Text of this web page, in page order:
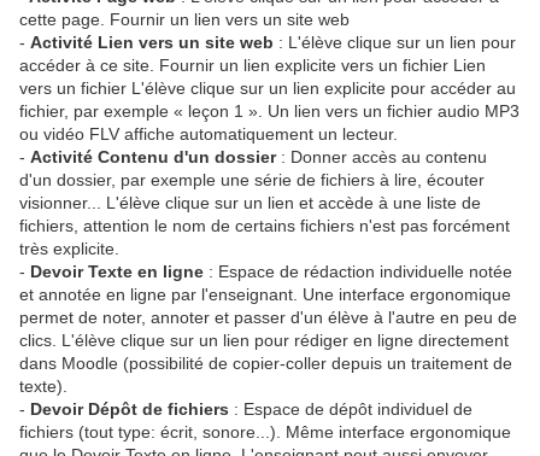
cette page. Fournir un lien vers un site web
- Activité Lien vers un site web : L'élève clique sur un lien pour
accéder à ce site. Fournir un lien explicite vers un fichier Lien
vers un fichier L'élève clique sur un lien explicite pour accéder au
fichier, par exemple « leçon 1 ». Un lien vers un fichier audio MP3
ou vidéo FLV affiche automatiquement un lecteur.
- Activité Contenu d'un dossier : Donner accès au contenu
d'un dossier, par exemple une série de fichiers à lire, écouter
visionner... L'élève clique sur un lien et accède à une liste de
fichiers, attention le nom de certains fichiers n'est pas forcément
très explicite.
- Devoir Texte en ligne : Espace de rédaction individuelle notée
et annotée en ligne par l'enseignant. Une interface ergonomique
permet de noter, annoter et passer d'un élève à l'autre en peu de
clics. L'élève clique sur un lien pour rédiger en ligne directement
dans Moodle (possibilité de copier-coller depuis un traitement de
texte).
- Devoir Dépôt de fichiers : Espace de dépôt individuel de
fichiers (tout type: écrit, sonore...). Même interface ergonomique